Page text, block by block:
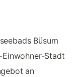
Büsum
Stadt
an